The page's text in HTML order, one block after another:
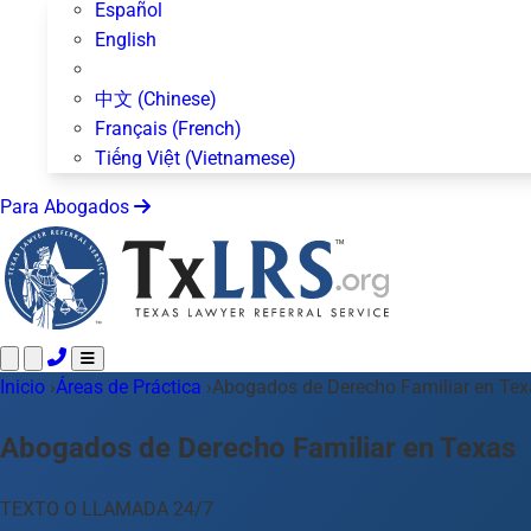
Español
English
中文 (Chinese)
Français (French)
Tiếng Việt (Vietnamese)
Para Abogados
Llame 24/7 · 512-872-4400 Envíe un Texto
Áreas de Práctica
Más de 50 temas
Acerca de Nosotros
Inicio ›Áreas de Práctica ›Abogados de Derecho Familiar en
Abogados de Derecho Familiar en Texas
TEXTO O LLAMADA 24/7